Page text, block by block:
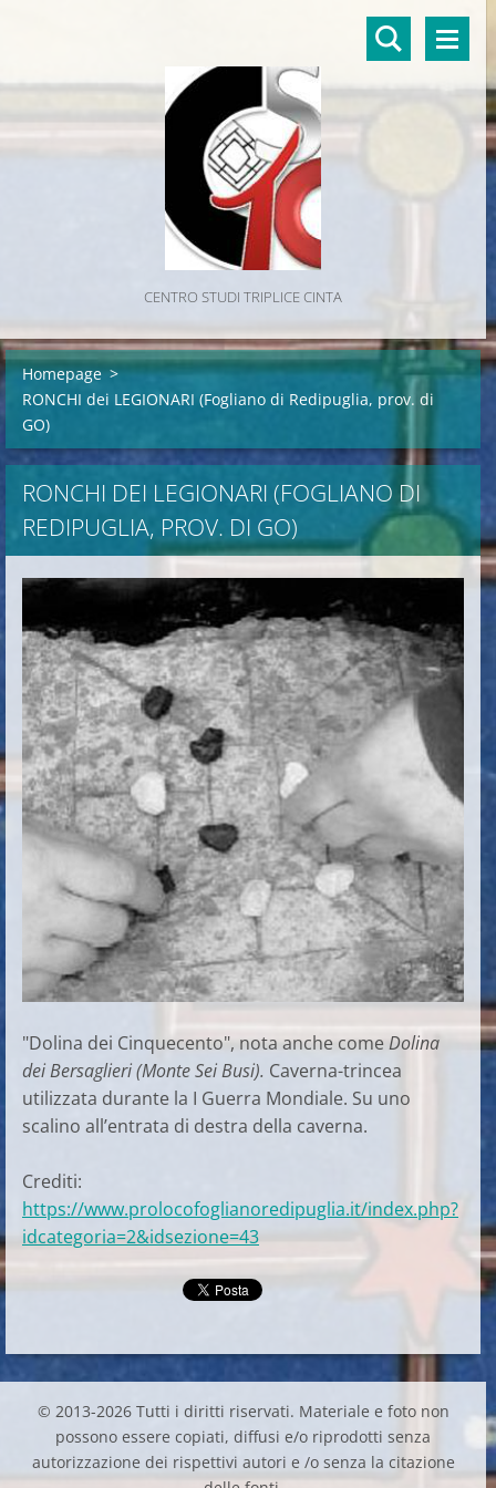
CENTRO STUDI TRIPLICE CINTA
Homepage >
RONCHI dei LEGIONARI (Fogliano di Redipuglia, prov. di
GO)
RONCHI DEI LEGIONARI (FOGLIANO DI
REDIPUGLIA, PROV. DI GO)
"Dolina dei Cinquecento", nota anche comeDolina
dei Bersaglieri (Monte Sei Busi). Caverna-trincea
utilizzata durante la I Guerra Mondiale. Su uno
scalino all’entrata di destra della caverna.
Crediti:
https://www.prolocofoglianoredipuglia.it/index.php?
idcategoria=2&idsezione=43
© 2013-2026 Tutti i diritti riservati. Materiale e foto non
possono essere copiati, diffusi e/o riprodotti senza
autorizzazione dei rispettivi autori e /o senza la citazione